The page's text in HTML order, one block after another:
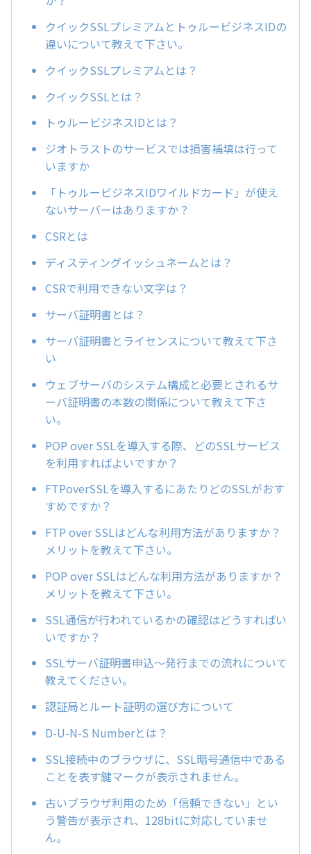
クイックSSLプレミアムとトゥルービジネスIDの
違いについて教えて下さい。
クイックSSLプレミアムとは？
クイックSSLとは？
トゥルービジネスIDとは？
ジオトラストのサービスでは損害補填は行って
いますか
「トゥルービジネスIDワイルドカード」が使え
ないサーバーはありますか？
CSRとは
ディスティングイッシュネームとは？
CSRで利用できない文字は？
サーバ証明書とは？
サーバ証明書とライセンスについて教えて下さ
い
ウェブサーバのシステム構成と必要とされるサ
ーバ証明書の本数の関係について教えて下さ
い。
POP over SSLを導入する際、どのSSLサービス
を利用すればよいですか？
FTPoverSSLを導入するにあたりどのSSLがおす
すめですか？
FTP over SSLはどんな利用方法がありますか？
メリットを教えて下さい。
POP over SSLはどんな利用方法がありますか？
メリットを教えて下さい。
SSL通信が行われているかの確認はどうすればい
いですか？
SSLサーバ証明書申込～発行までの流れについて
教えてください。
認証局とルート証明の選び方について
D-U-N-S Numberとは？
SSL接続中のブラウザに、SSL暗号通信中である
ことを表す鍵マークが表示されません。
古いブラウザ利用のため「信頼できない」とい
う警告が表示され、128bitに対応していませ
ん。